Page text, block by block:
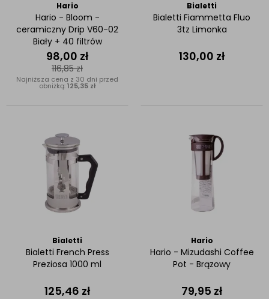
Hario
Hario - Bloom -
ceramiczny Drip V60-02
Biały + 40 filtrów
98,00 zł
116,85zł
Najniższa cena z 30 dni przed
obniżką:125,35 zł
Bialetti
Bialetti Fiammetta Fluo
3tz Limonka
130,00 zł
Bialetti
Bialetti French Press
Preziosa 1000 ml
125,46 zł
Hario
Hario - Mizudashi Coffee
Pot - Brązowy
79,95 zł